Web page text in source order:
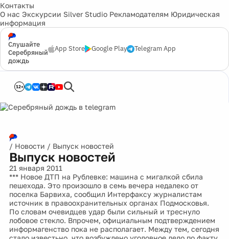
Контакты
О нас Экскурсии Silver Studio Рекламодателям Юридическая
информация
Слушайте
Серебряный
дождь
App Store Google Play Telegram App
12+
/ Новости / Выпуск новостей
Выпуск новостей
21 января 2011
*** Новое ДТП на Рублевке: машина с мигалкой сбила
пешехода. Это произошло в семь вечера недалеко от
поселка Барвиха, сообщил Интерфаксу журналистам
источник в правоохранительных органах Подмосковья.
По словам очевидцев удар были сильный и треснуло
лобовое стекло. Впрочем, официальным подтверждением
информагенство пока не располагает. Между тем, сегодня